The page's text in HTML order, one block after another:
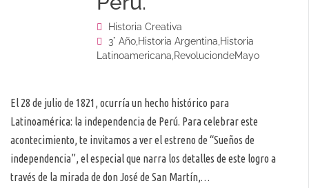
Historia Creativa
3° Año,Historia Argentina,Historia
Latinoamericana,RevoluciondeMayo
El 28 de julio de 1821, ocurría un hecho histórico para
Latinoamérica: la independencia de Perú. Para celebrar este
acontecimiento, te invitamos a ver el estreno de “Sueños de
independencia”, el especial que narra los detalles de este logro a
través de la mirada de don José de San Martín,…